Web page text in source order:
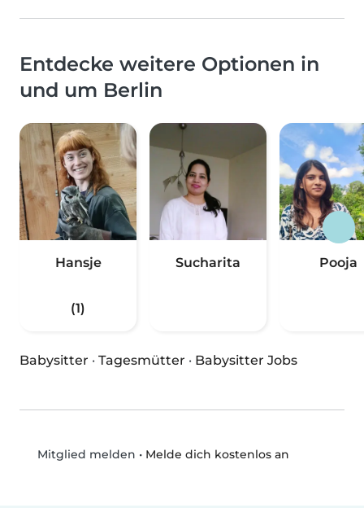
Entdecke weitere Optionen in
und um Berlin
Hansje
(1)
Sucharita Pooja
Babysitter · Tagesmütter · Babysitter Jobs
Mitglied melden • Melde dich kostenlos an